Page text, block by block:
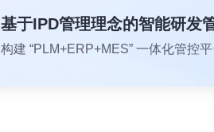
基于IPD管理理念的智能研发
构建 “PLM+ERP+MES” 一体化管控